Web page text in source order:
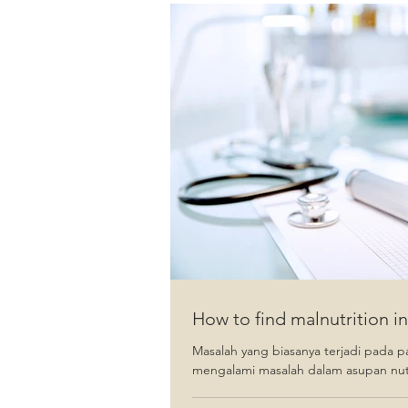
How to find malnutrition
Masalah yang biasanya terjadi pada
mengalami masalah dalam asupan